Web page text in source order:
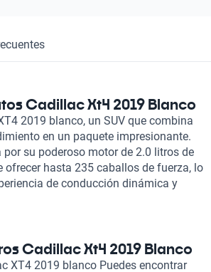
Cadillac Xt4 2019 Blanco
2019 blanco, un SUV que combina
en un paquete impresionante.
por su poderoso motor de 2.0 litros de
ofrecer hasta 235 caballos de fuerza, lo
de conducción dinámica y
configuración para cinco pasajeros, el
se complementa con
como un sunroof, que permite
Cadillac Xt4 2019 Blanco
XT4 2019 blanco Puedes encontrar